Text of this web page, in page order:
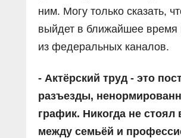
ним. Могу только сказать,
выйдет в ближайшее время
из федеральных каналов.
- Актёрский труд - это
разъезды,
график. Никогда не стоял
между семьёй и